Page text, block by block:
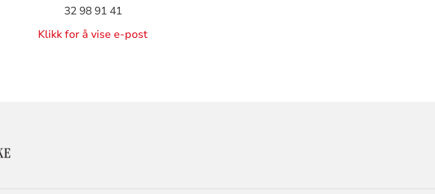
32 98 91 41
Klikk for å vise e-post